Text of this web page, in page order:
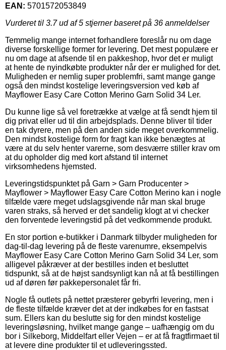
EAN: 5701572053849
Vurderet til 3.7ud af 5 stjerner baseret på 36 anmeldelser
Temmelig mange internet forhandlere foreslår nu om dage
diverse forskellige former for levering. Det mest populære er
nu om dage at afsende til en pakkeshop, hvor det er muligt
at hente de nyindkøbte produkter når der er mulighed for det.
Muligheden er nemlig super problemfri, samt mange gange
også den mindst kostelige leveringsversion ved køb af
Mayflower Easy Care Cotton Merino Garn Solid 34 Ler.
Du kunne lige så vel foretrække at vælge at få sendt hjem til
dig privat eller ud til din arbejdsplads. Denne bliver til tider
en tak dyrere, men på den anden side meget overkommelig.
Den mindst kostelige form for fragt kan ikke benægtes at
være at du selv henter varerne, som desværre stiller krav om
at du opholder dig med kort afstand til internet
virksomhedens hjemsted.
Leveringstidspunktet på Garn > Garn Producenter >
Mayflower > Mayflower Easy Care Cotton Merino kan i nogle
tilfælde være meget udslagsgivende når man skal bruge
varen straks, så herved er det sandelig klogt at vi checker
den forventede leveringstid på det vedkommende produkt.
En stor portion e-butikker i Danmark tilbyder muligheden for
dag-til-dag levering på de fleste varenumre, eksempelvis
Mayflower Easy Care Cotton Merino Garn Solid 34 Ler, som
alligevel påkræver at der bestilles inden et besluttet
tidspunkt, så at de højst sandsynligt kan nå at få bestillingen
ud af døren før pakkepersonalet får fri.
Nogle få outlets på nettet præsterer gebyrfri levering, men i
de fleste tilfælde kræver det at der indkøbes for en fastsat
sum. Ellers kan du beslutte sig for den mindst kostelige
leveringsløsning, hvilket mange gange – uafhængig om du
bor i Silkeborg, Middelfart eller Vejen – er at få fragtfirmaet til
at levere dine produkter til et udleveringssted.